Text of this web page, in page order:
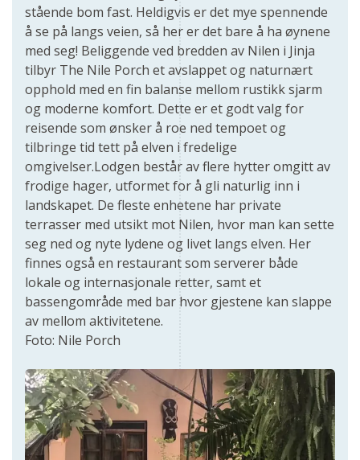
stående bom fast. Heldigvis er det mye spennende
å se på langs veien, så her er det bare å ha øynene
med seg! Beliggende ved bredden av Nilen i Jinja
tilbyr The Nile Porch et avslappet og naturnært
opphold med en fin balanse mellom rustikk sjarm
og moderne komfort. Dette er et godt valg for
reisende som ønsker å roe ned tempoet og
tilbringe tid tett på elven i fredelige
omgivelser.Lodgen består av flere hytter omgitt av
frodige hager, utformet for å gli naturlig inn i
landskapet. De fleste enhetene har private
terrasser med utsikt mot Nilen, hvor man kan sette
seg ned og nyte lydene og livet langs elven. Her
finnes også en restaurant som serverer både
lokale og internasjonale retter, samt et
bassengområde med bar hvor gjestene kan slappe
av mellom aktivitetene.
Foto: Nile Porch